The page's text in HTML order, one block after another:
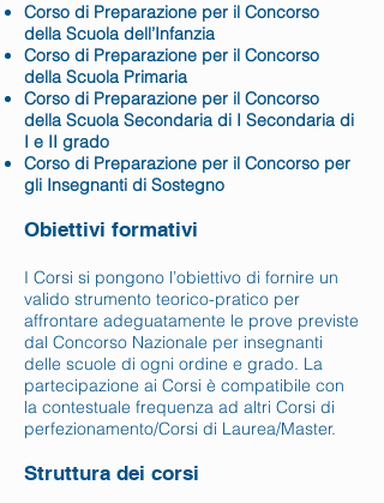
Corso di Preparazione per il Concorso
della Scuola dell’Infanzia
Corso di Preparazione per il Concorso
della Scuola Primaria
Corso di Preparazione per il Concorso
della Scuola Secondaria di I Secondaria di
I e II grado
Corso di Preparazione per il Concorso per
gli Insegnanti di Sostegno
Obiettivi formativi
I Corsi si pongono l’obiettivo di fornire un
valido strumento teorico-pratico per
affrontare adeguatamente le prove previste
dal Concorso Nazionale per insegnanti
delle scuole di ogni ordine e grado. La
partecipazione ai Corsi è compatibile con
la contestuale frequenza ad altri Corsi di
perfezionamento/Corsi di Laurea/Master.
Struttura dei corsi